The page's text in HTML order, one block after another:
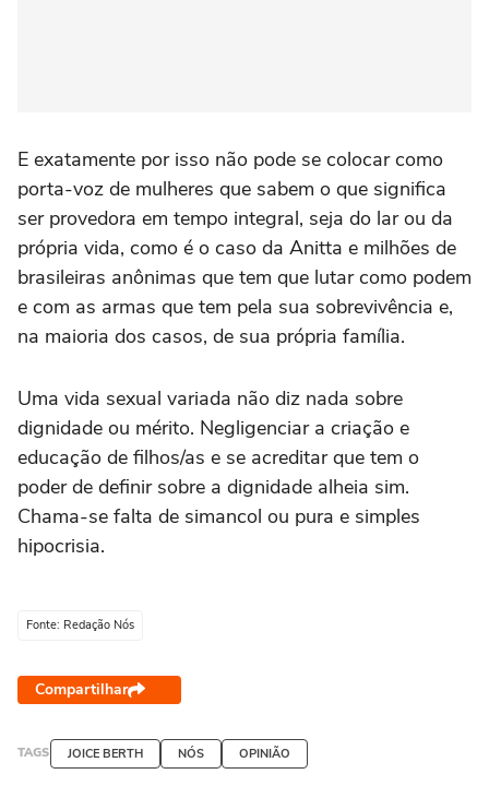
E exatamente por isso não pode se colocar como
porta-voz de mulheres que sabem o que significa
ser provedora em tempo integral, seja do lar ou da
própria vida, como é o caso da Anitta e milhões de
brasileiras anônimas que tem que lutar como podem
e com as armas que tem pela sua sobrevivência e,
na maioria dos casos, de sua própria família.
Uma vida sexual variada não diz nada sobre
dignidade ou mérito. Negligenciar a criação e
educação de filhos/as e se acreditar que tem o
poder de definir sobre a dignidade alheia sim.
Chama-se falta de simancol ou pura e simples
hipocrisia.
Fonte: Redação Nós
Compartilhar
TAGS JOICE BERTH NÓS OPINIÃO